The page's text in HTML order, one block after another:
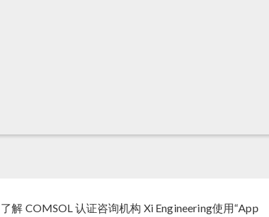
解 COMSOL 认证咨询机构 Xi Engineering使用“App